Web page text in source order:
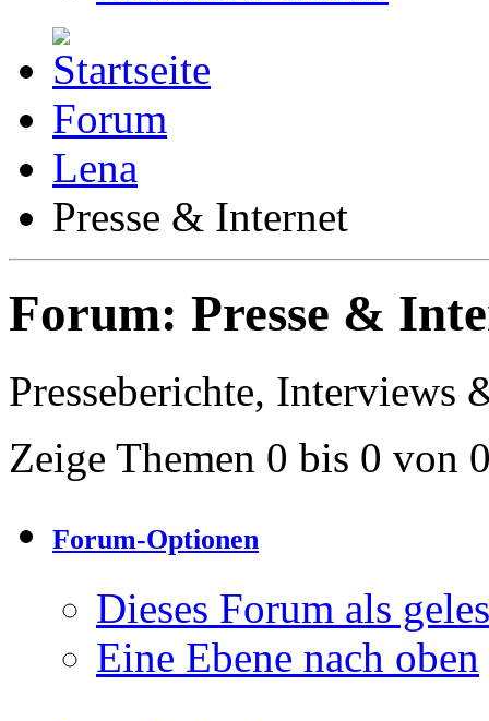
Forum
Lena
Presse & Internet
Forum: Presse &
Presseberichte, Interviews
Zeige Themen 0 bis 0 von
Forum-Optionen
Dieses Forum als
Eine Ebene nach oben